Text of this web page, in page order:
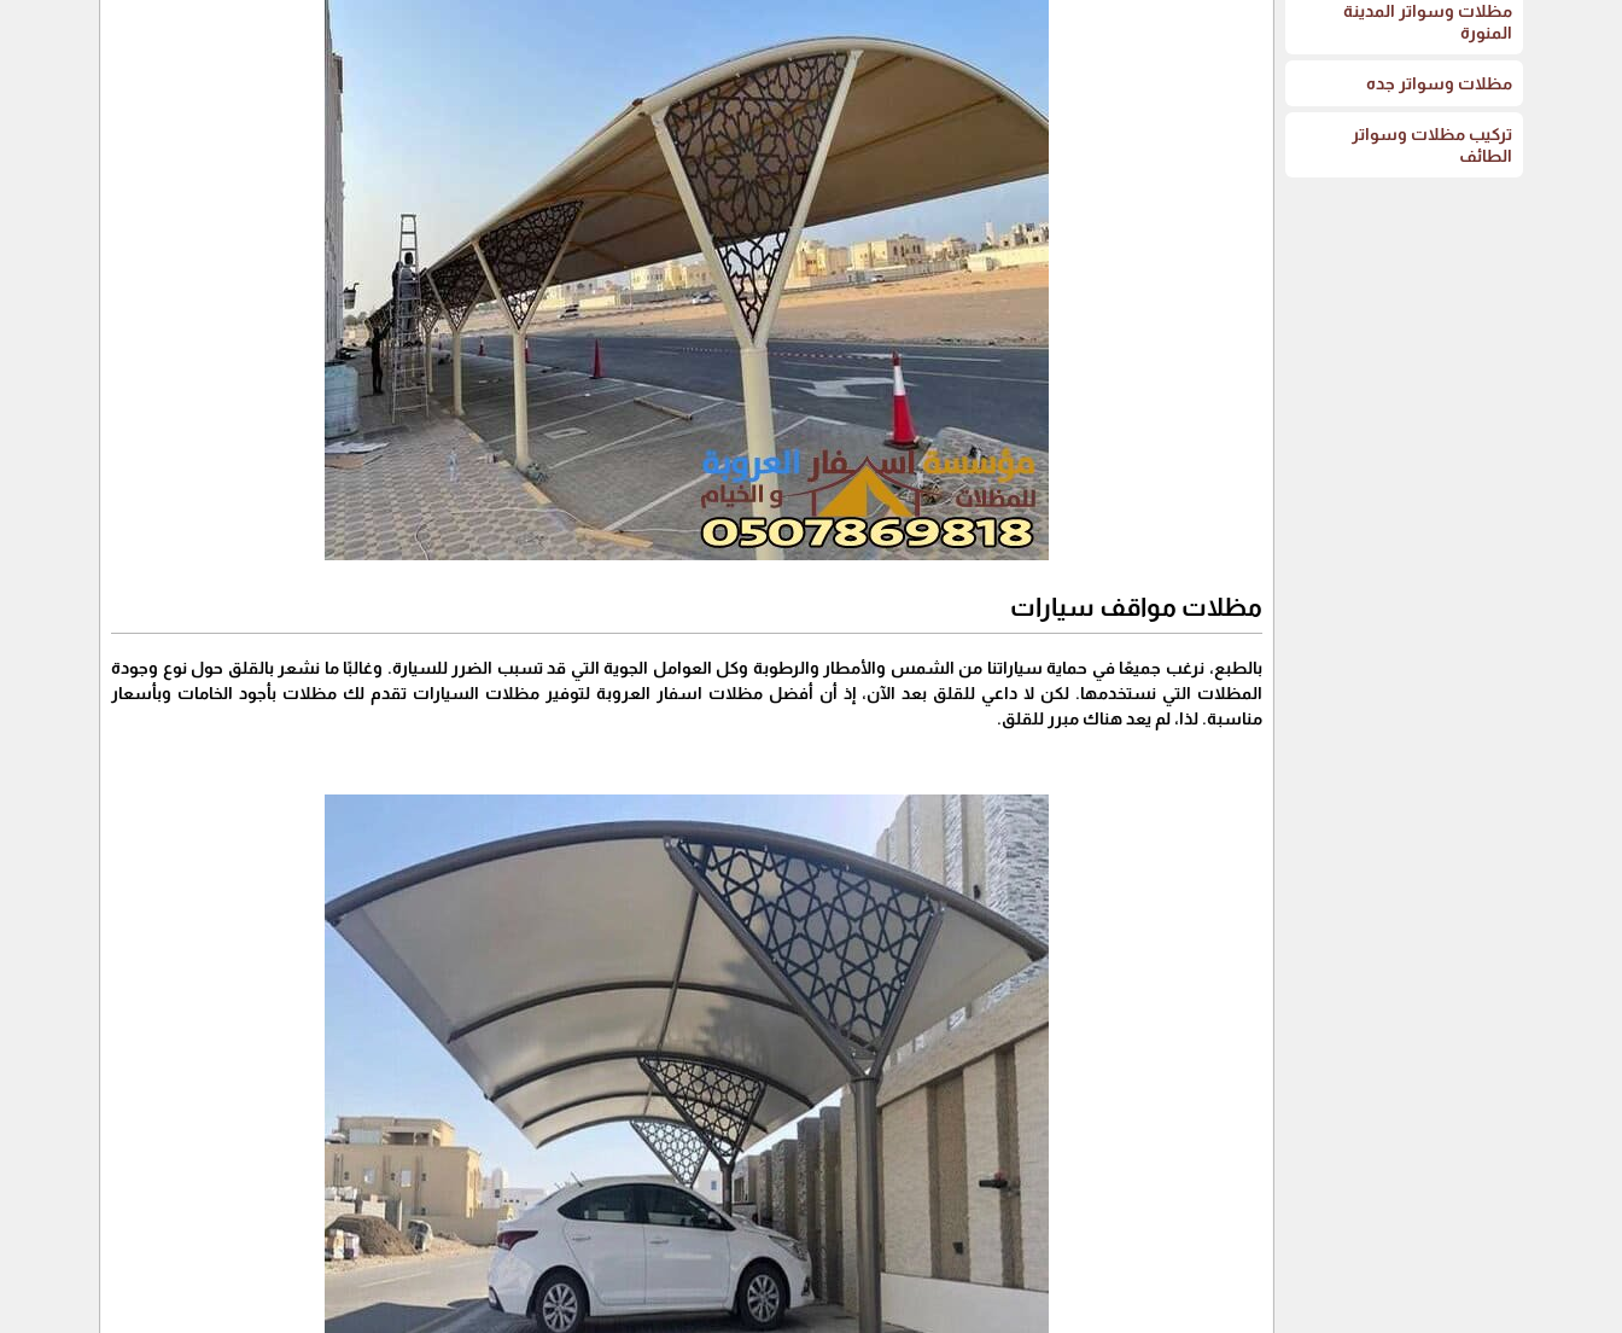
مظلات وسواتر المدينة
المنورة
مظلات وسواتر جده
تركيب مظلات وسواتر
الطائف
مظلات مواقف سيارات
بالطبع، نرغب جميعًا في حماية سياراتنا من الشمس والأمطار والرطوبة وكل العوامل الجوية التي قد تسبب الضرر للسيارة. وغالبًا ما نشعر بالقلق حول نوع وجودة
المظلات التي نستخدمها. لكن لا داعي للقلق بعد الآن، إذ أن أفضل مظلات اسفار العروبة لتوفير مظلات السيارات تقدم لك مظلات بأجود الخامات وبأسعار
مناسبة. لذا، لم يعد هناك مبرر للقلق.